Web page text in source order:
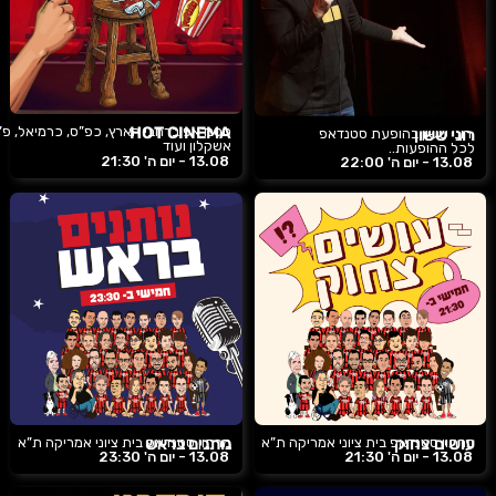
רוני ששון
רוני ששון בהופעת סטנדאפ
לכל ההופעות..
13.08 -
יום ה' 22:00
HOT CINEMA
סטנדאפ ברחבי הארץ, כפ”ס, כרמיאל,
אשקלון ועוד
13.08 -
יום ה' 21:30
עושים צחוק
מרתון סטנדאפ בית ציוני אמריקה ת”א
13.08 -
יום ה' 21:30
נותנים בראש
מרתון סטנדאפ בית ציוני אמריקה ת”א
13.08 -
יום ה' 23:30